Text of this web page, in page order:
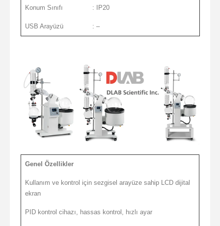
Konum Sınıfı : IP20
USB Arayüzü : –
Genel Özellikler
Kullanım ve kontrol için sezgisel arayüze sahip LCD dijital
ekran
PID kontrol cihazı, hassas kontrol, hızlı ayar